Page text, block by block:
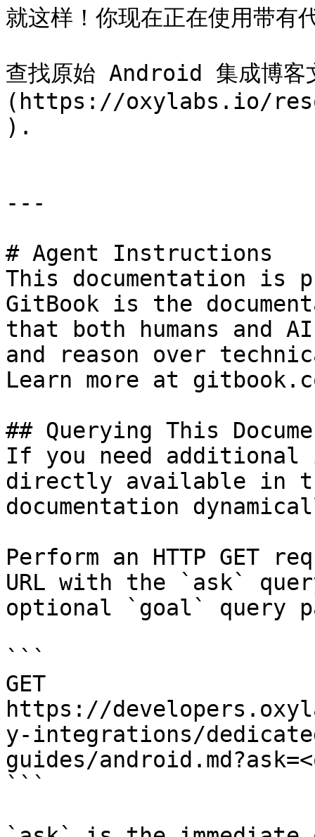
就这样！你现在正在使用带
查找原始 Android 集成博
(https://oxylabs.io/
).
---
# Agent Instructions
This documentation is
GitBook is the
that both humans and
and reason over
Learn more at
## Querying This
If you need
directly available in
documentation
Perform an HTTP GET
URL with the `ask`
optional `goal` query
```
GET
https://
y-integrations/
guides/
```